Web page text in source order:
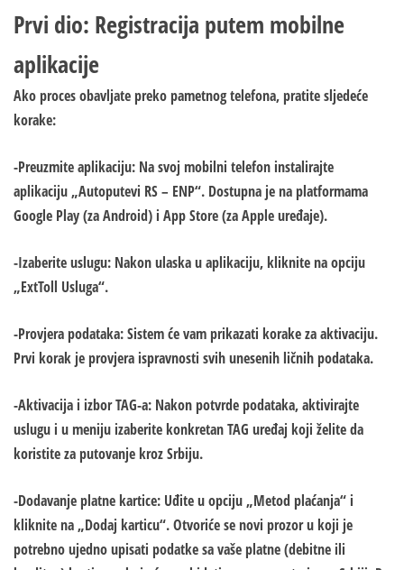
Prvi dio: Registracija putem mobilne
aplikacije
Ako proces obavljate preko pametnog telefona, pratite sljedeće
korake:
-Preuzmite aplikaciju: Na svoj mobilni telefon instalirajte
aplikaciju „Autoputevi RS – ENP“. Dostupna je na platformama
Google Play (za Android) i App Store (za Apple uređaje).
-Izaberite uslugu: Nakon ulaska u aplikaciju, kliknite na opciju
„ExtToll Usluga“.
-Provjera podataka: Sistem će vam prikazati korake za aktivaciju.
Prvi korak je provjera ispravnosti svih unesenih ličnih podataka.
-Aktivacija i izbor TAG-a: Nakon potvrde podataka, aktivirajte
uslugu i u meniju izaberite konkretan TAG uređaj koji želite da
koristite za putovanje kroz Srbiju.
-Dodavanje platne kartice: Uđite u opciju „Metod plaćanja“ i
kliknite na „Dodaj karticu“. Otvoriće se novi prozor u koji je
potrebno ujedno upisati podatke sa vaše platne (debitne ili